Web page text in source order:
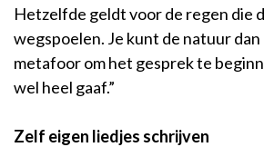
Hetzelfde geldt voor de regen die
wegspoelen. Je kunt de natuur dan
metafoor om het gesprek te
wel heel gaaf.”
Zelf eigen liedjes schrijven